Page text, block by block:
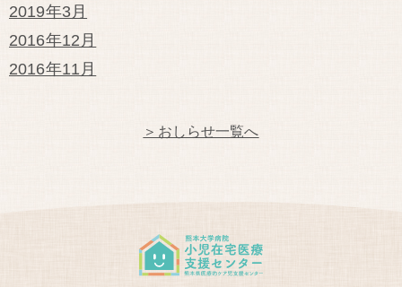
2019年3月
2016年12月
2016年11月
＞おしらせ一覧へ